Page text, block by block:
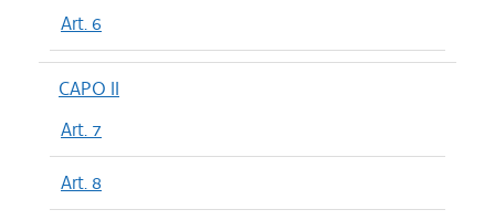
Art. 6
CAPO II
Art. 7
Art. 8